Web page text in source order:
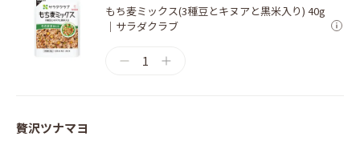
もち麦ミックス(3種豆とキヌアと黒米入り) 40g
｜サラダクラブ
1
贅沢ツナマヨ